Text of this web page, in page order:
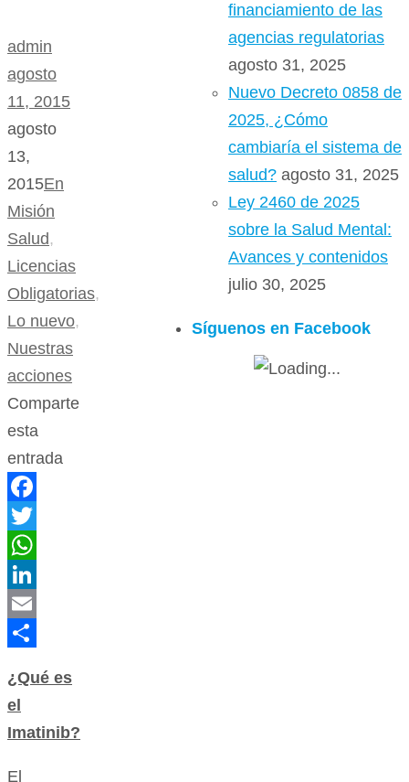
admin
agosto
11, 2015
agosto
13,
2015En
Misión
Salud ,
Licencias
Obligatorias,
Lo nuevo,
Nuestras
acciones
Comparte
esta
entrada
Facebook
Twitter
WhatsApp
LinkedIn
Email
¿Qué es
el
Imatinib?
El
financiamiento de las
agencias regulatorias
agosto 31, 2025
Nuevo Decreto 0858 de
2025, ¿Cómo
cambiaría el sistema de
salud? agosto 31, 2025
Ley 2460 de 2025
sobre la Salud Mental:
Avances y contenidos
julio 30, 2025
Síguenos en Facebook